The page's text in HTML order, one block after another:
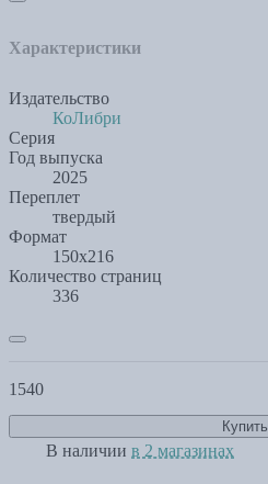
Характеристики
Издательство
КоЛибри
Серия
Год выпуска
2025
Переплет
твердый
Формат
150х216
Количество страниц
336
1540
Купить
В наличии в 2 магазинах